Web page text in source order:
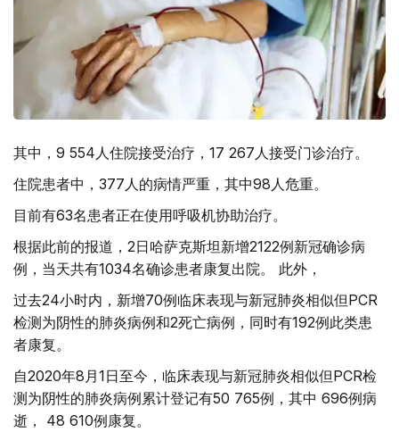
其中，9 554人住院接受治疗，17 267人接受门诊治疗。
住院患者中，377人的病情严重，其中98人危重。
目前有63名患者正在使用呼吸机协助治疗。
根据此前的报道，2日哈萨克斯坦新增2122例新冠确诊病
例，当天共有1034名确诊患者康复出院。 此外，
过去24小时内，新增70例临床表现与新冠肺炎相似但PCR
检测为阴性的肺炎病例和2死亡病例，同时有192例此类患
者康复。
自2020年8月1日至今，临床表现与新冠肺炎相似但PCR检
测为阴性的肺炎病例累计登记有50 765例，其中 696例病
逝， 48 610例康复。